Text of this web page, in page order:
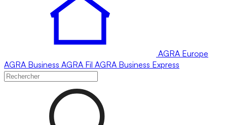
AGRA Europe
AGRA Business AGRA Fil AGRA Business Express